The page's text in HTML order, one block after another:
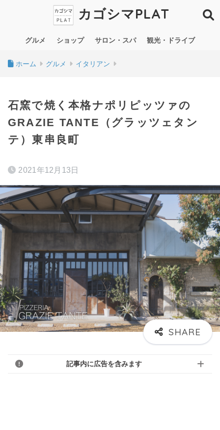
カゴシマPLAT
グルメ ショップ サロン・スパ 観光・ドライブ
ホーム グルメ イタリアン
石窯で焼く本格ナポリピッツァの
GRAZIE TANTE（グラッツェタン
テ）東串良町
2021年12月13日
記事内に広告を含みます